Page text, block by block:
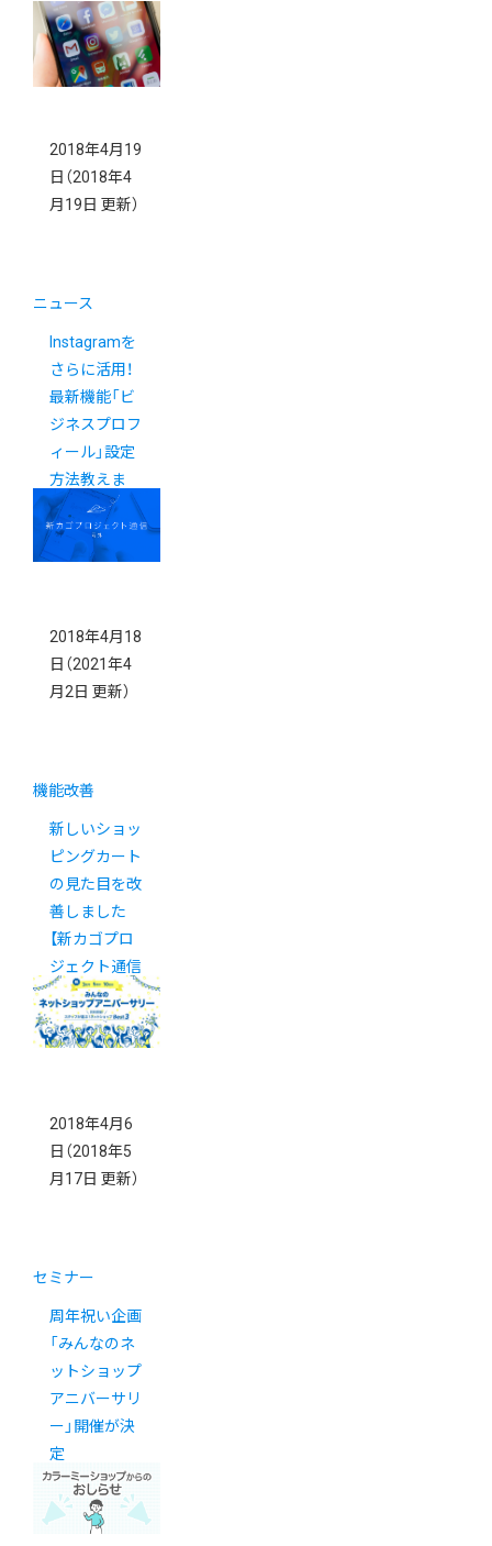
2018年4月19
日 （2018年4
月19日 更新）
ニュース
Instagramを
さらに活用！
最新機能「ビ
ジネスプロフ
ィール」設定
方法教えま
す。
2018年4月18
日 （2021年4
月2日 更新）
機能改善
新しいショッ
ピングカート
の見た目を改
善しました
【新カゴプロ
ジェクト通信
号外】
2018年4月6
日 （2018年5
月17日 更新）
セミナー
周年祝い企画
「みんなのネ
ットショップ
アニバーサリ
ー」開催が決
定